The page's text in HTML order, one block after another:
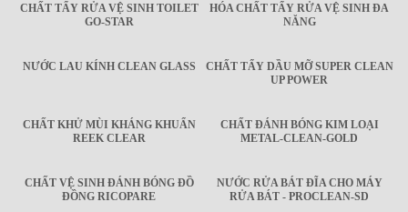
CHẤT TẨY RỬA VỆ SINH TOILET
GO-STAR
HÓA CHẤT TẨY RỬA VỆ SINH ĐA
NĂNG
NƯỚC LAU KÍNH CLEAN GLASS
CHẤT TẨY DẦU MỠ SUPER CLEAN
UP POWER
CHẤT KHỬ MÙI KHÁNG KHUẨN
REEK CLEAR
CHẤT ĐÁNH BÓNG KIM LOẠI
METAL-CLEAN-GOLD
CHẤT VỆ SINH ĐÁNH BÓNG ĐỒ
ĐỒNG RICOPARE
NƯỚC RỬA BÁT ĐĨA CHO MÁY
RỬA BÁT - PROCLEAN-SD